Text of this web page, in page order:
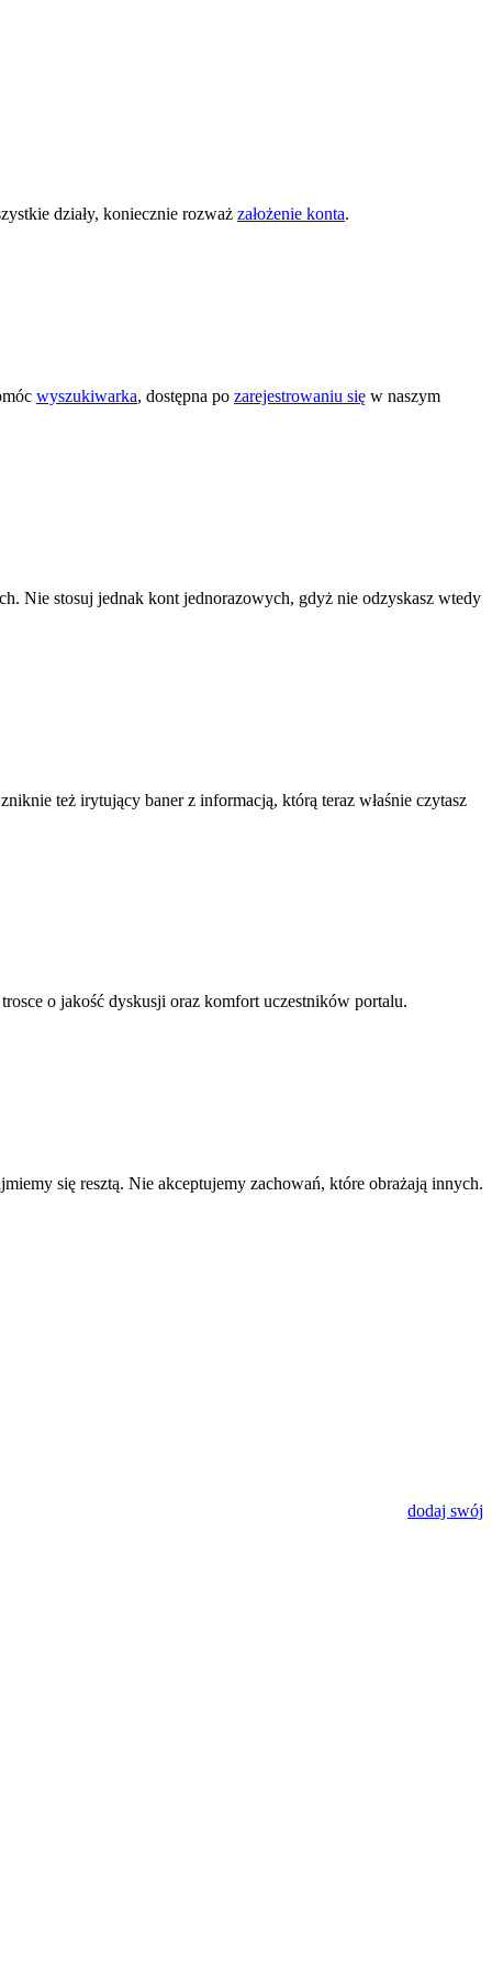
działy, koniecznie rozważ założenie konta.
wyszukiwarka, dostępna po zarejestrowaniu się w naszym
Nie stosuj jednak kont jednorazowych, gdyż nie odzyskasz wtedy
też irytujący baner z informacją, którą teraz właśnie czytasz
o jakość dyskusji oraz komfort uczestników portalu.
się resztą. Nie akceptujemy zachowań, które obrażają innych.
dodaj swój